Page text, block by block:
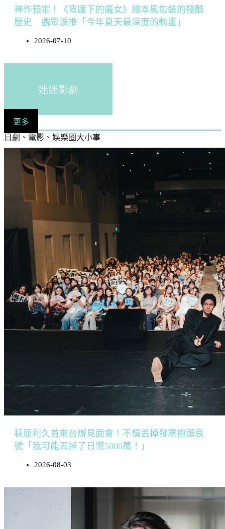
神作預定！《穹廬下的魔女》繪本風包裝的殘酷
歷史 觀眾淚推「今年夏天最深度的動畫」
2026-07-10
迷迷影劇
更多
日劇、電影、娛樂圈大小事
萩原利久首來台辦見面會！不慎丟掉發票抱頭哀
號「我可能丟掉了日幣5000萬！」
2026-08-03